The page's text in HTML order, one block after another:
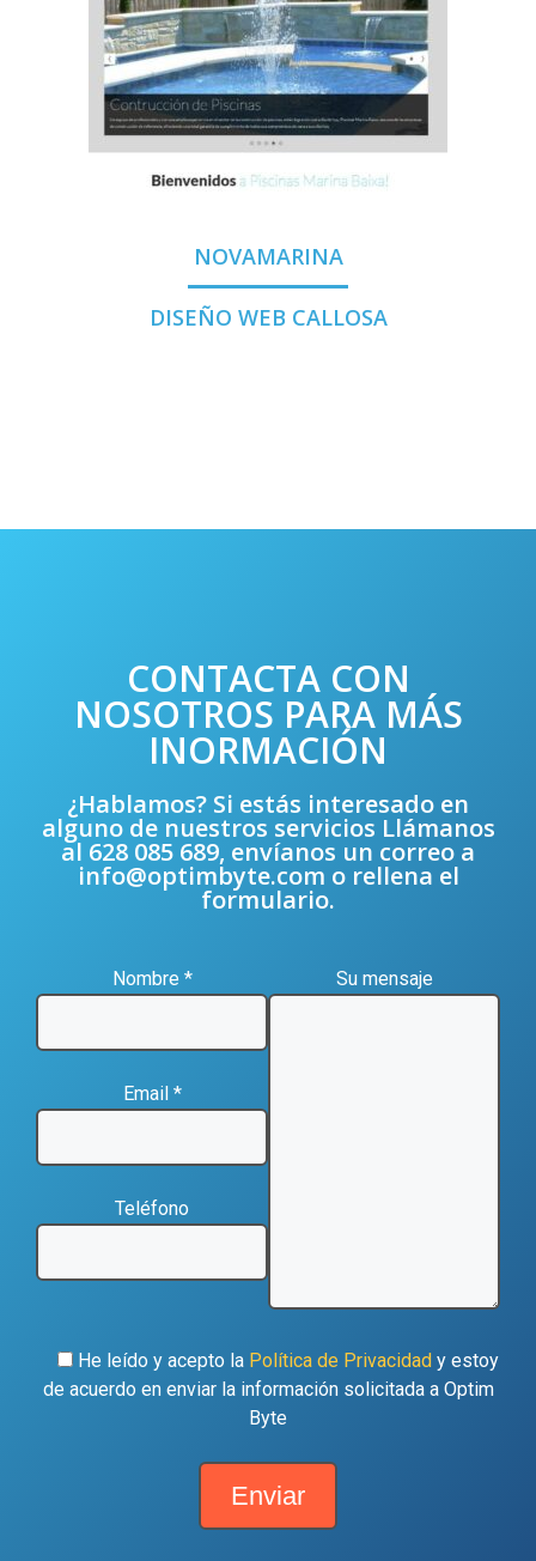
NOVAMARINA
DISEÑO WEB CALLOSA
CONTACTA CON
NOSOTROS PARA MÁS
INORMACIÓN
¿Hablamos? Si estás interesado en
alguno de nuestros servicios Llámanos
al 628 085 689, envíanos un correo a
info@optimbyte.com o rellena el
formulario.
Nombre *
Email *
Teléfono
Su mensaje
He leído y acepto la Política de Privacidad y estoy
de acuerdo en enviar la información solicitada a Optim
Byte